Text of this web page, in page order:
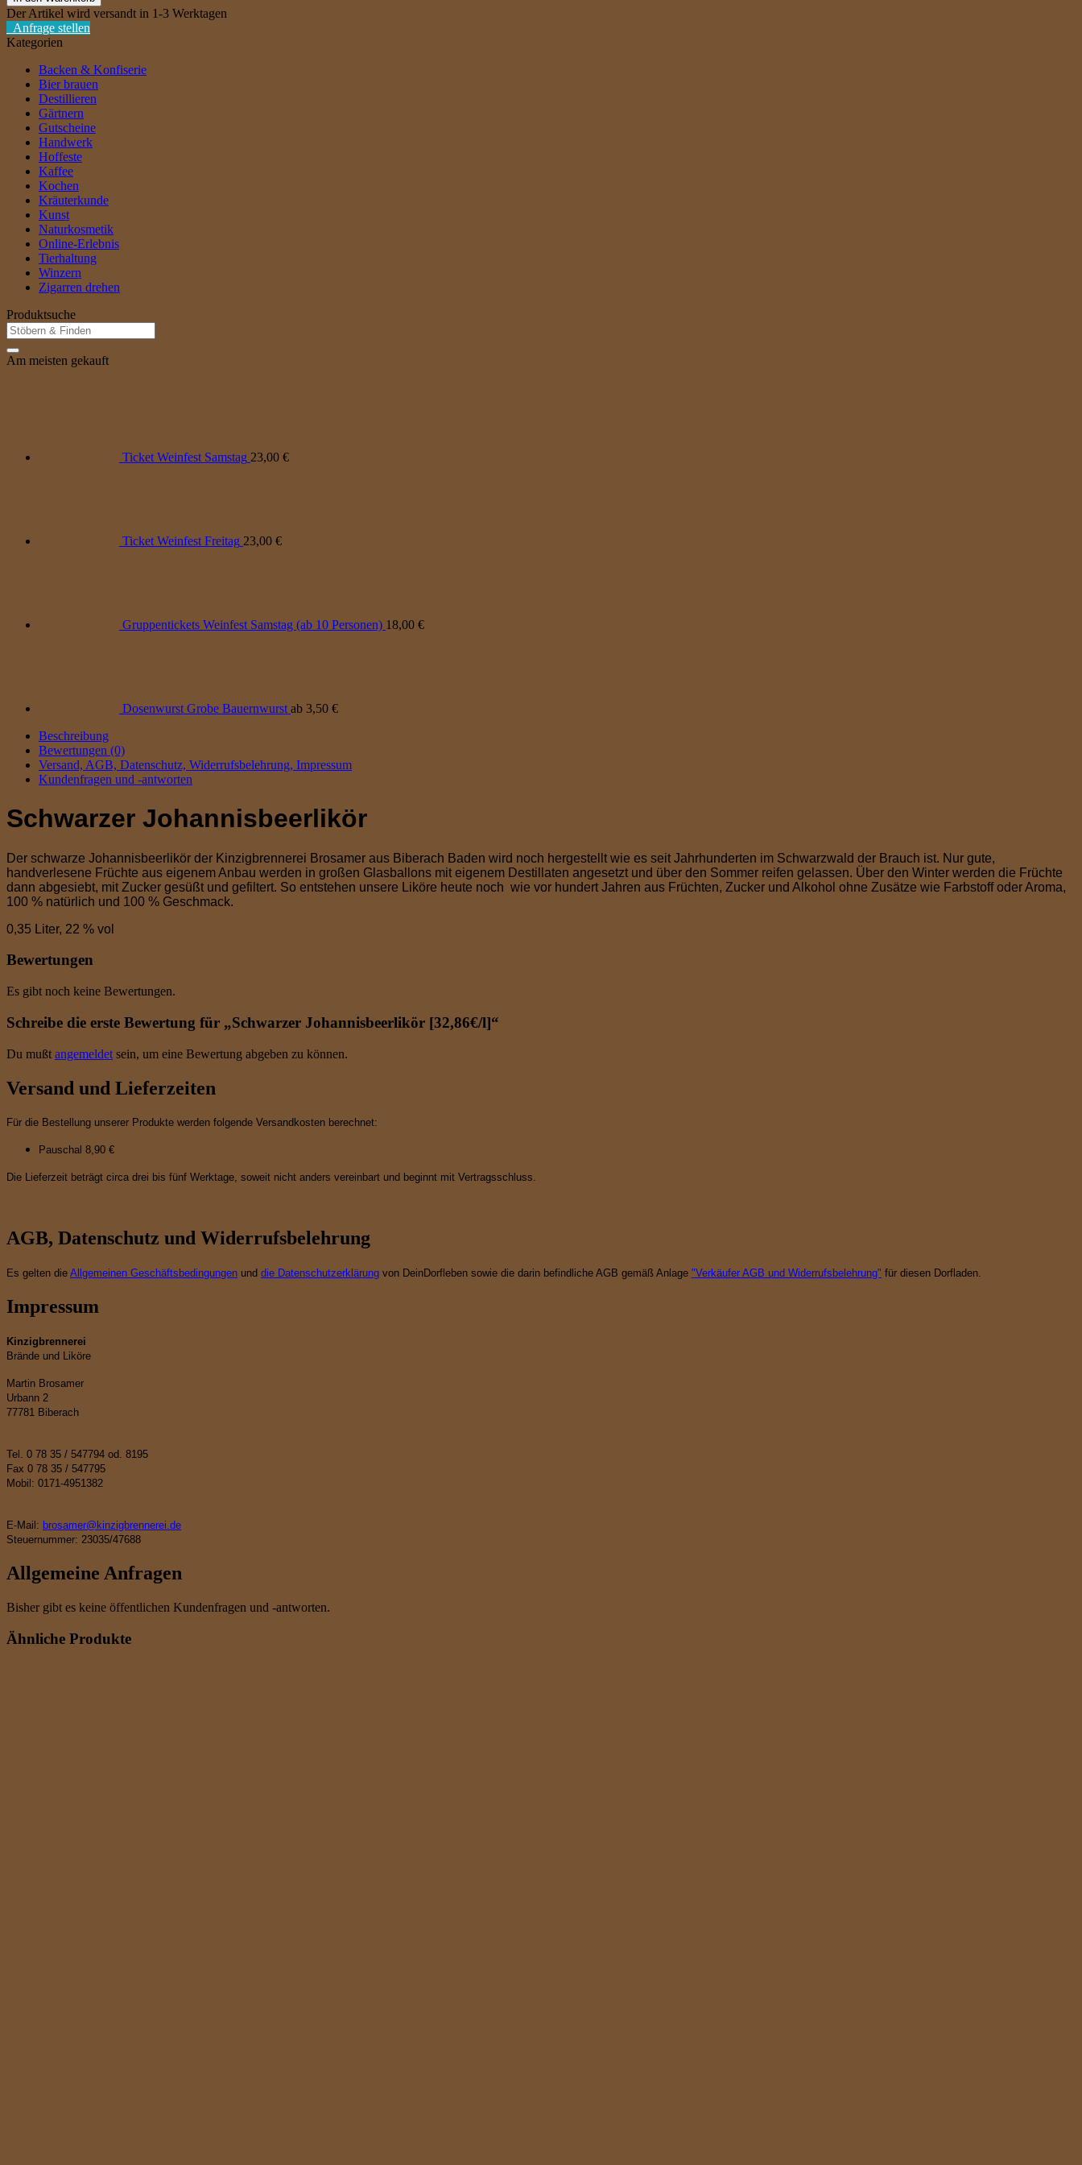
[32,86€/l]
Menge
Der Artikel wird versandt in 1-3 Werktagen
Anfrage stellen
Kategorien
Backen & Konfiserie
Bier brauen
Destillieren
Gärtnern
Gutscheine
Handwerk
Hoffeste
Kaffee
Kochen
Kräuterkunde
Kunst
Naturkosmetik
Online-Erlebnis
Tierhaltung
Winzern
Zigarren drehen
Produktsuche
Suche
nach:
Am meisten gekauft
Ticket Weinfest Samstag 23,00 €
Ticket Weinfest Freitag 23,00 €
Gruppentickets Weinfest Samstag (ab 10 Personen) 18,00 €
Dosenwurst Grobe Bauernwurst ab 3,50 €
Beschreibung
Bewertungen (0)
Versand, AGB, Datenschutz, Widerrufsbelehrung, Impressum
Kundenfragen und -antworten
Schwarzer Johannisbeerlikör
Der schwarze Johannisbeerlikör der Kinzigbrennerei Brosamer aus Biberach Baden wird noch hergestellt wie es seit Jahrhunderten im Schwarzwald der Brauch ist. Nur gute,
handverlesene Früchte aus eigenem Anbau werden in großen Glasballons mit eigenem Destillaten angesetzt und über den Sommer reifen gelassen. Über den Winter werden die Früchte
dann abgesiebt, mit Zucker gesüßt und gefiltert. So entstehen unsere Liköre heute noch wie vor hundert Jahren aus Früchten, Zucker und Alkohol ohne Zusätze wie Farbstoff oder Aroma,
100 % natürlich und 100 % Geschmack.
0,35 Liter, 22 % vol
Bewertungen
Es gibt noch keine Bewertungen.
Schreibe die erste Bewertung für „Schwarzer Johannisbeerlikör [32,86€/l]“
Du mußt angemeldet sein, um eine Bewertung abgeben zu können.
Versand und Lieferzeiten
Für die Bestellung unserer Produkte werden folgende Versandkosten berechnet:
Pauschal 8,90 €
Die Lieferzeit beträgt circa drei bis fünf Werktage, soweit nicht anders vereinbart und beginnt mit Vertragsschluss.
AGB, Datenschutz und Widerrufsbelehrung
Es gelten die Allgemeinen Geschäftsbedingungen und die Datenschutzerklärung von DeinDorfleben sowie die darin befindliche AGB gemäß Anlage "Verkäufer AGB und Widerrufsbelehrung" für diesen Dorfladen.
Impressum
Kinzigbrennerei
Brände und Liköre
Martin Brosamer
Urbann 2
77781 Biberach
Tel. 0 78 35 / 547794 od. 8195
Fax 0 78 35 / 547795
Mobil: 0171-4951382
E-Mail: brosamer@kinzigbrennerei.de
Steuernummer: 23035/47688
Allgemeine Anfragen
Bisher gibt es keine öffentlichen Kundenfragen und -antworten.
Ähnliche Produkte